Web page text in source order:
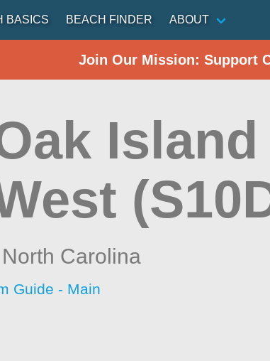
BASICS BEACH FINDER ABOUT
Join Our Mission: Support
North Carolina
Guide - Main